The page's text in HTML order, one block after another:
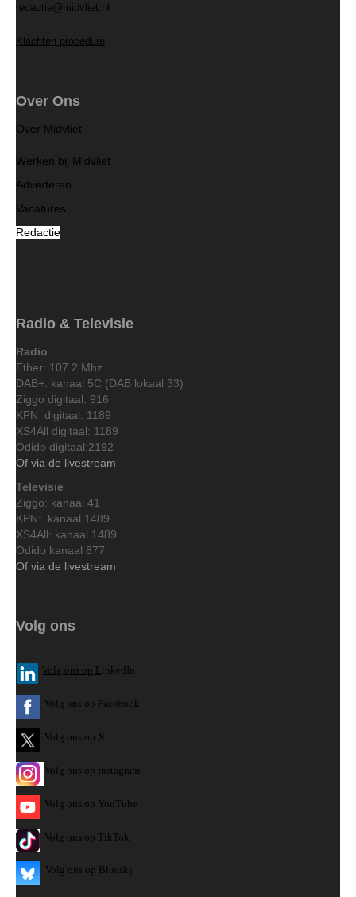
redactie@midvliet.nl
Klachten procedure
Over Ons
Over Midvliet
Werken bij Midvliet
Adverteren
Vacatures
Redactie
Radio & Televisie
Radio
Ether: 107.2 Mhz
DAB+: kanaal 5C (DAB lokaal 33)
Ziggo digitaal: 916
KPN digitaal: 1189
XS4All digitaal: 1189
Odido digitaal:2192
Of via de livestream
Televisie
Ziggo: kanaal 41
KPN: kanaal 1489
XS4All: kanaal 1489
Odido kanaal 877
Of via de livestream
Volg ons
Volg ons op L inkedIn
Volg ons op Facebook
Volg ons op X
Volg ons op Instagram
Volg ons op YouTube
Volg ons op TikTok
Volg ons op Bluesky